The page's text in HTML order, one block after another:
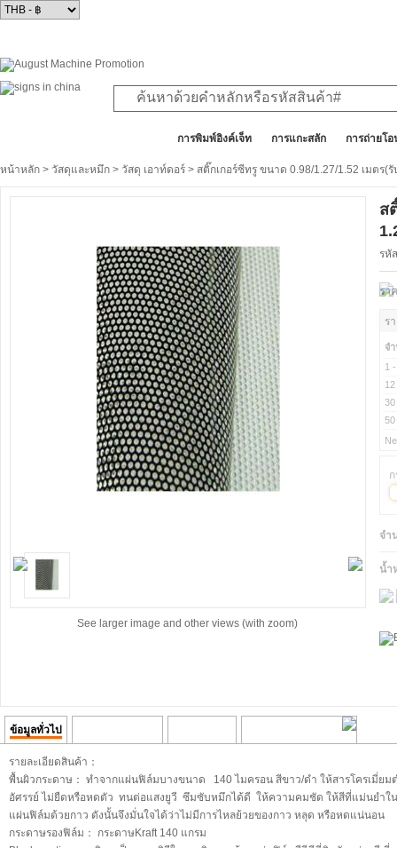
การพิมพ์อิงค์เจ็ท การแกะสลัก การถ่ายโ
หน้าหลัก > วัสดุและหมึก > วัสดุ เอาท์ดอร์ > สติ๊กเกอร์ซีทรู ขนาด 0.98/1.27/1.52 เมตร(
See larger image and other views (with zoom)
ส
รหั
รา
ร
จ
1
30
50
จำ
น้ำ
ข้อมูลทั่วไป Transaction History
รายละเอียดสินค้า：
พื้นผิวกระดาษ： ทำจากแผ่นฟิล์มบางขนาด 140 ไมครอน สีขาว/ดำ ให้สารโครเมี่ย
อัศรรย์ ไม่ยืดหรือหดตัว ทนต่อแสงยูวี ซึมซับหมึกได้ดี ให้ความคมชัด ให้สีที่แม่นยำใน
แผ่นฟิล์มด้วยกาว ดังนั้นจึงมั่นใจได้ว่าไม่มีการไหลย้วยของกาว หลุด หรือหดแน่นอน
กระดาษรองฟิล์ม： กระดาษKraft 140 แกรม